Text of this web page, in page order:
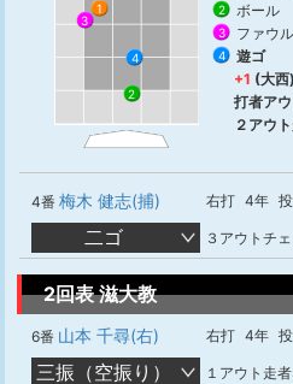
1
2
3
4
2 ボール
3 ファウル
4
遊ゴ
+1 (大西)
打者ア
２アウ
4番 梅木 健志(捕) 右打 4年
二ゴ ３アウトチ
2回表 滋大教
6番 山本 千尋(右) 右打 4年
三振（空振り） １アウト走